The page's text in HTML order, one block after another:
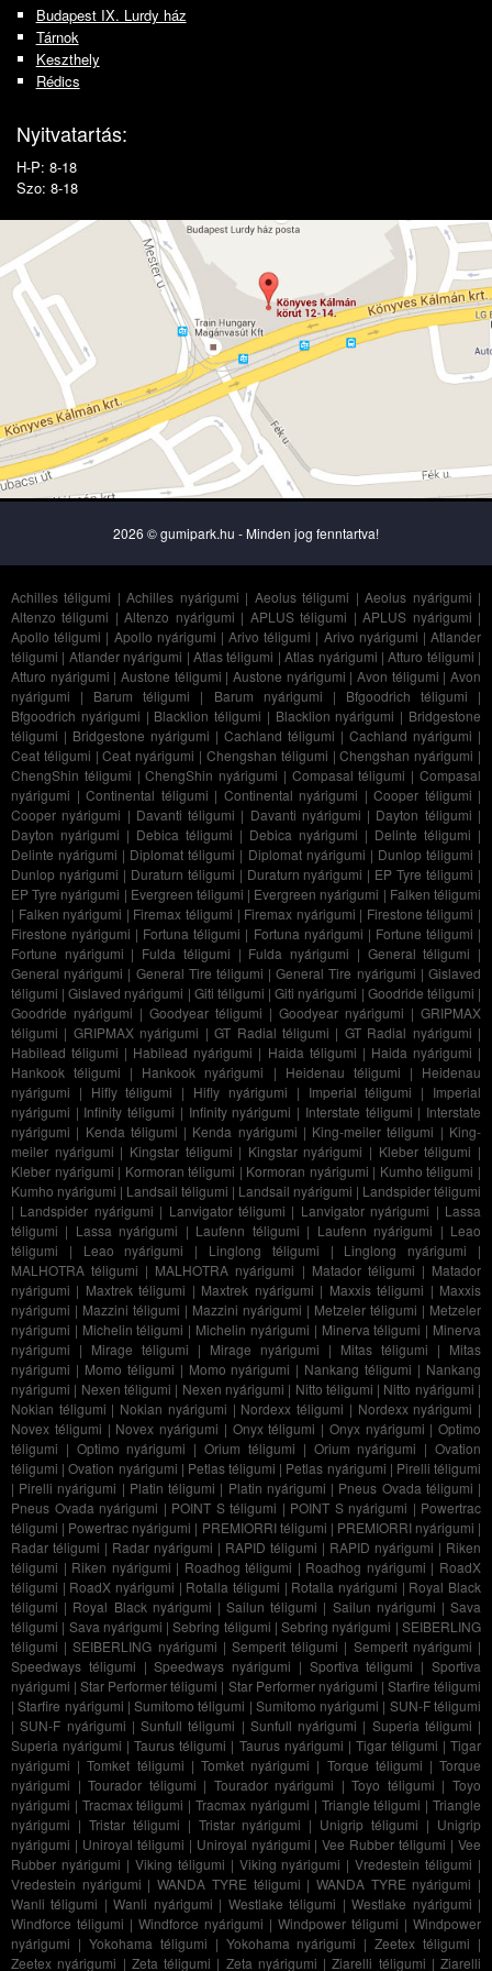
Budapest IX. Lurdy ház
Tárnok
Keszthely
Rédics
Nyitvatartás:
H-P: 8-18
Szo: 8-18
2026 © gumipark.hu - Minden jog fenntartva!
Achilles téligumi |Achilles nyárigumi | Aeolus téligumi |Aeolus nyárigumi |
Altenzo téligumi |Altenzo nyárigumi | APLUS téligumi |APLUS nyárigumi |
Apollo téligumi | Apollo nyárigumi |Arivo téligumi | Arivo nyárigumi |Atlander
téligumi | Atlander nyárigumi | Atlas téligumi |Atlas nyárigumi |Atturo téligumi |
Atturo nyárigumi |Austone téligumi |Austone nyárigumi |Avon téligumi |Avon
nyárigumi | Barum téligumi | Barum nyárigumi | Bfgoodrich téligumi |
Bfgoodrich nyárigumi | Blacklion téligumi | Blacklion nyárigumi | Bridgestone
téligumi | Bridgestone nyárigumi | Cachland téligumi | Cachland nyárigumi |
Ceat téligumi |Ceat nyárigumi | Chengshan téligumi |Chengshan nyárigumi |
ChengShin téligumi |ChengShin nyárigumi | Compasal téligumi |Compasal
nyárigumi | Continental téligumi | Continental nyárigumi | Cooper téligumi |
Cooper nyárigumi | Davanti téligumi | Davanti nyárigumi | Dayton téligumi |
Dayton nyárigumi | Debica téligumi | Debica nyárigumi | Delinte téligumi |
Delinte nyárigumi | Diplomat téligumi | Diplomat nyárigumi | Dunlop téligumi |
Dunlop nyárigumi | Duraturn téligumi | Duraturn nyárigumi | EP Tyre téligumi |
EP Tyre nyárigumi | Evergreen téligumi | Evergreen nyárigumi | Falken téligumi
| Falken nyárigumi | Firemax téligumi | Firemax nyárigumi | Firestone téligumi |
Firestone nyárigumi | Fortuna téligumi | Fortuna nyárigumi | Fortune téligumi |
Fortune nyárigumi | Fulda téligumi | Fulda nyárigumi | General téligumi |
General nyárigumi | General Tire téligumi |General Tire nyárigumi |Gislaved
téligumi |Gislaved nyárigumi | Giti téligumi |Giti nyárigumi | Goodride téligumi |
Goodride nyárigumi | Goodyear téligumi | Goodyear nyárigumi | GRIPMAX
téligumi | GRIPMAX nyárigumi |GT Radial téligumi | GT Radial nyárigumi |
Habilead téligumi | Habilead nyárigumi | Haida téligumi | Haida nyárigumi |
Hankook téligumi | Hankook nyárigumi | Heidenau téligumi | Heidenau
nyárigumi | Hifly téligumi | Hifly nyárigumi | Imperial téligumi | Imperial
nyárigumi | Infinity téligumi | Infinity nyárigumi | Interstate téligumi | Interstate
nyárigumi | Kenda téligumi | Kenda nyárigumi | King-meiler téligumi | King-
meiler nyárigumi | Kingstar téligumi | Kingstar nyárigumi | Kleber téligumi |
Kleber nyárigumi | Kormoran téligumi | Kormoran nyárigumi | Kumho téligumi |
Kumho nyárigumi | Landsail téligumi | Landsail nyárigumi | Landspider téligumi
| Landspider nyárigumi | Lanvigator téligumi | Lanvigator nyárigumi | Lassa
téligumi | Lassa nyárigumi | Laufenn téligumi | Laufenn nyárigumi | Leao
téligumi | Leao nyárigumi | Linglong téligumi | Linglong nyárigumi |
MALHOTRA téligumi | MALHOTRA nyárigumi | Matador téligumi | Matador
nyárigumi | Maxtrek téligumi | Maxtrek nyárigumi | Maxxis téligumi | Maxxis
nyárigumi | Mazzini téligumi | Mazzini nyárigumi | Metzeler téligumi | Metzeler
nyárigumi | Michelin téligumi | Michelin nyárigumi | Minerva téligumi | Minerva
nyárigumi | Mirage téligumi | Mirage nyárigumi | Mitas téligumi | Mitas
nyárigumi | Momo téligumi | Momo nyárigumi | Nankang téligumi | Nankang
nyárigumi | Nexen téligumi | Nexen nyárigumi | Nitto téligumi | Nitto nyárigumi |
Nokian téligumi | Nokian nyárigumi | Nordexx téligumi | Nordexx nyárigumi |
Novex téligumi | Novex nyárigumi | Onyx téligumi | Onyx nyárigumi | Optimo
téligumi | Optimo nyárigumi |Orium téligumi | Orium nyárigumi |Ovation
téligumi |Ovation nyárigumi | Petlas téligumi | Petlas nyárigumi | Pirelli téligumi
| Pirelli nyárigumi | Platin téligumi | Platin nyárigumi | Pneus Ovada téligumi |
Pneus Ovada nyárigumi | POINT S téligumi | POINT S nyárigumi | Powertrac
téligumi | Powertrac nyárigumi | PREMIORRI téligumi | PREMIORRI nyárigumi |
Radar téligumi | Radar nyárigumi | RAPID téligumi | RAPID nyárigumi | Riken
téligumi | Riken nyárigumi | Roadhog téligumi | Roadhog nyárigumi | RoadX
téligumi | RoadX nyárigumi | Rotalla téligumi | Rotalla nyárigumi | Royal Black
téligumi | Royal Black nyárigumi |Sailun téligumi | Sailun nyárigumi |Sava
téligumi | Sava nyárigumi |Sebring téligumi |Sebring nyárigumi |SEIBERLING
téligumi |SEIBERLING nyárigumi |Semperit téligumi | Semperit nyárigumi |
Speedways téligumi |Speedways nyárigumi | Sportiva téligumi |Sportiva
nyárigumi |Star Performer téligumi | Star Performer nyárigumi | Starfire téligumi
|Starfire nyárigumi |Sumitomo téligumi | Sumitomo nyárigumi | SUN-F téligumi
|SUN-F nyárigumi | Sunfull téligumi | Sunfull nyárigumi | Superia téligumi |
Superia nyárigumi |Taurus téligumi | Taurus nyárigumi | Tigar téligumi |Tigar
nyárigumi |Tomket téligumi | Tomket nyárigumi | Torque téligumi |Torque
nyárigumi |Tourador téligumi | Tourador nyárigumi |Toyo téligumi |Toyo
nyárigumi | Tracmax téligumi |Tracmax nyárigumi | Triangle téligumi |Triangle
nyárigumi | Tristar téligumi | Tristar nyárigumi | Unigrip téligumi | Unigrip
nyárigumi | Uniroyal téligumi | Uniroyal nyárigumi |Vee Rubber téligumi |Vee
Rubber nyárigumi | Viking téligumi | Viking nyárigumi |Vredestein téligumi |
Vredestein nyárigumi |WANDA TYRE téligumi | WANDA TYRE nyárigumi |
Wanli téligumi |Wanli nyárigumi | Westlake téligumi |Westlake nyárigumi |
Windforce téligumi | Windforce nyárigumi | Windpower téligumi | Windpower
nyárigumi | Yokohama téligumi | Yokohama nyárigumi |Zeetex téligumi |
Zeetex nyárigumi | Zeta téligumi | Zeta nyárigumi |Ziarelli téligumi | Ziarelli